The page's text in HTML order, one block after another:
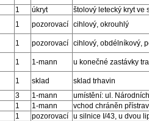
1 úkryt
štolový letecký kryt ve
1 pozorovací cihlový, okrouhlý
1 pozorovací cihlový, obdélníkový,
1 1-mann u konečné zastávky
1 sklad
sklad trhavin
3 1-mann
umístění: ul.
1 1-mann
vchod chráněn
1 pozorovací u silnice I/43, u dvou